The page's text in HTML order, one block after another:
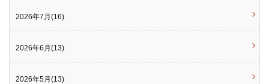
2026年7月(16)
2026年6月(13)
2026年5月(13)